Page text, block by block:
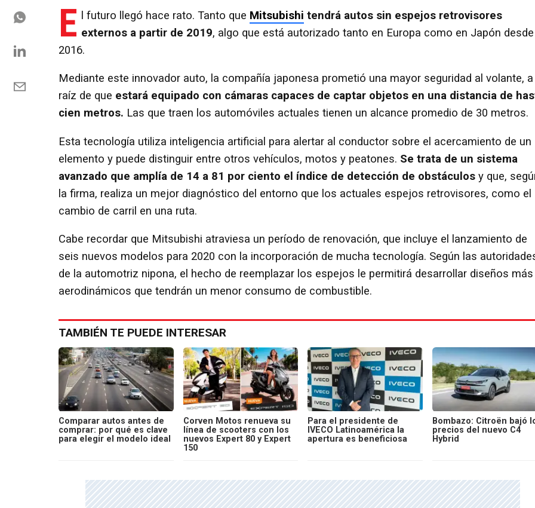
E l futuro llegó hace rato. Tanto que Mitsubishi tendrá autos sin espejos retrovisores
externos a partir de 2019, algo que está autorizado tanto en Europa como en Japón desde
2016.
Mediante este innovador auto, la compañía japonesa prometió una mayor seguridad al volante, a
raíz de que estará equipado con cámaras capaces de captar objetos en una distancia de
cien metros. Las que traen los automóviles actuales tienen un alcance promedio de 30 metros.
Esta tecnología utiliza inteligencia artificial para alertar al conductor sobre el acercamiento de un
elemento y puede distinguir entre otros vehículos, motos y peatones. Se trata de un sistema
avanzado que amplía de 14 a 81 por ciento el índice de detección de obstáculos y que,
la firma, realiza un mejor diagnóstico del entorno que los actuales espejos retrovisores, como el
cambio de carril en una ruta.
Cabe recordar que Mitsubishi atraviesa un período de renovación, que incluye el lanzamiento de
seis nuevos modelos para 2020 con la incorporación de mucha tecnología. Según las
de la automotriz nipona, el hecho de reemplazar los espejos le permitirá desarrollar diseños más
aerodinámicos que tendrán un menor consumo de combustible.
TAMBIÉN TE PUEDE INTERESAR
Comparar autos antes de
comprar: por qué es clave
para elegir el modelo ideal
Corven Motos renueva su
línea de scooters con los
nuevos Expert 80 y Expert
150
Para el presidente de
IVECO Latinoamérica la
apertura es beneficiosa
Bombazo: Citroën bajó
precios del nuevo C4
Hybrid